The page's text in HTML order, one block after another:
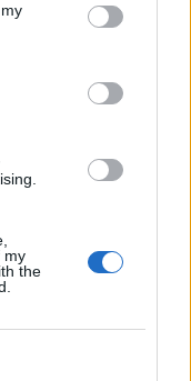
my
the
βιομηχανίας
ότι οι
πρέπει να
κλάδος να
τα θετικά
ο κ. Βέττας
η
υψηλότερη του
οι χημικές ουσίες
σημαντικές
το